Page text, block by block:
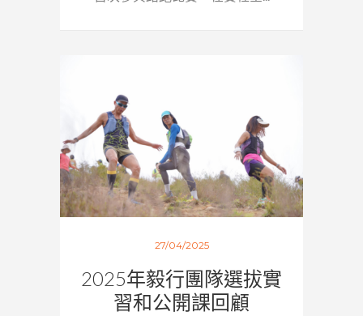
27/04/2025
2025年毅行團隊選拔實
習和公開課回顧